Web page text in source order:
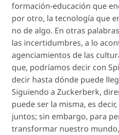
formación-educación que
por otro, la tecnología que
no de algo. En otras
las incertidumbres, a lo
agenciamientos de las
que, podríamos decir con
decir hasta dónde puede
Siguiendo a Zuckerberk,
puede ser la misma, es
juntos; sin embargo, para
transformar nuestro